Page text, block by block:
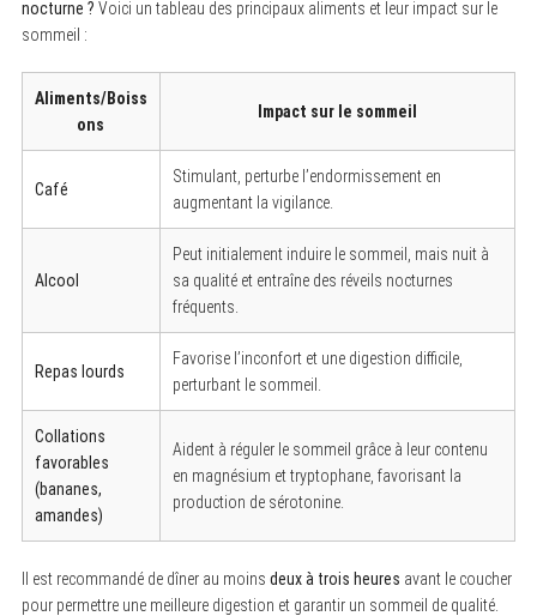
nocturne ? Voici un tableau des principaux aliments et leur impact sur le
sommeil :
Aliments/Boiss
ons
Impact sur le sommeil
Café
Stimulant, perturbe l’endormissement en
augmentant la vigilance.
Alcool
Peut initialement induire le sommeil, mais nuit à
sa qualité et entraîne des réveils nocturnes
fréquents.
Repas lourds
Favorise l’inconfort et une digestion difficile,
perturbant le sommeil.
Collations
favorables
(bananes,
amandes)
Aident à réguler le sommeil grâce à leur contenu
en magnésium et tryptophane, favorisant la
production de sérotonine.
Il est recommandé de dîner au moins deux à trois heures avant le coucher
pour permettre une meilleure digestion et garantir un sommeil de qualité.
f